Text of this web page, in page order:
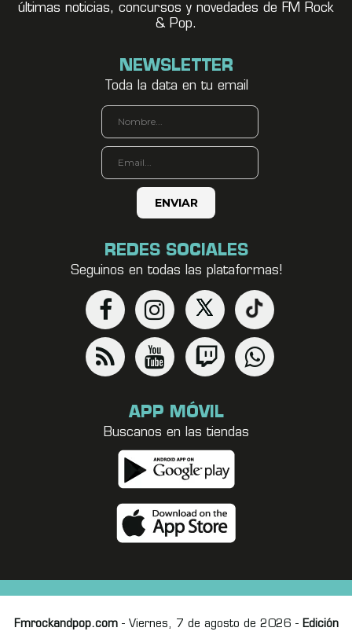
últimas noticias, concursos y novedades de FM Rock
& Pop.
NEWSLETTER
Toda la data en tu email
REDES SOCIALES
Seguinos en todas las plataformas!
APP MÓVIL
Buscanos en las tiendas
Fmrockandpop.com- Viernes, 7 de agosto de 2026 - Edición